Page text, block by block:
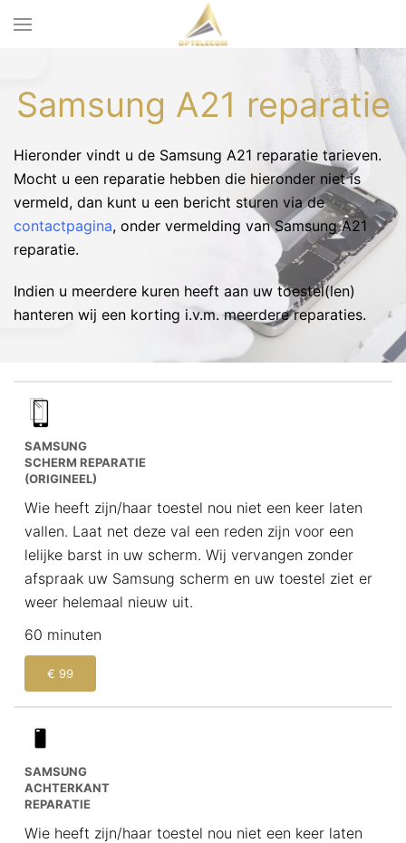
Samsung A21 reparatie
Hieronder vindt u de Samsung A21 reparatie tarieven.
Mocht u een reparatie hebben die hieronder niet is
vermeld, dan kunt u een bericht sturen via de
contactpagina, onder vermelding van Samsung A21
reparatie.
Indien u meerdere kuren heeft aan uw toestel(len)
hanteren wij een korting i.v.m. meerdere reparaties.
SAMSUNG
SCHERM REPARATIE
(ORIGINEEL)
Wie heeft zijn/haar toestel nou niet een keer laten
vallen. Laat net deze val een reden zijn voor een
lelijke barst in uw scherm. Wij vervangen zonder
afspraak uw Samsung scherm en uw toestel ziet er
weer helemaal nieuw uit.
60 minuten
€ 99
SAMSUNG
ACHTERKANT
REPARATIE
Wie heeft zijn/haar toestel nou niet een keer laten